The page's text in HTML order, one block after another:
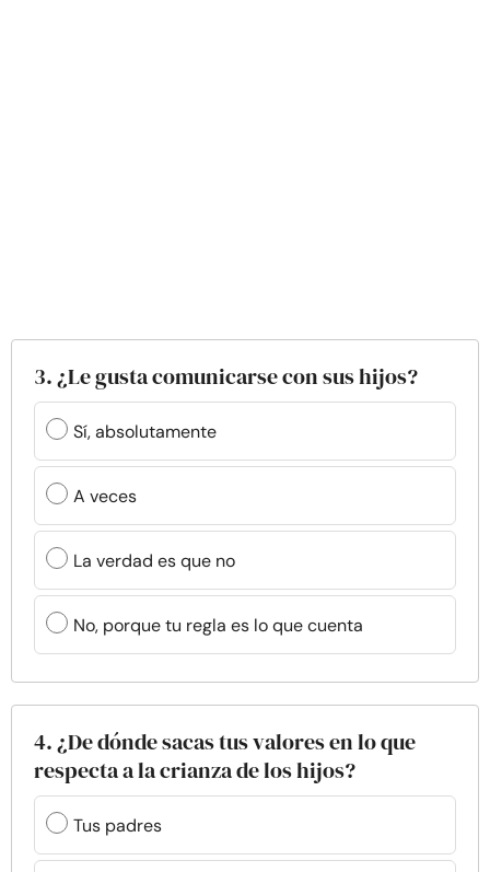
3. ¿Le gusta comunicarse con sus hijos?
Sí, absolutamente
A veces
La verdad es que no
No, porque tu regla es lo que cuenta
4. ¿De dónde sacas tus valores en lo que
respecta a la crianza de los hijos?
Tus padres